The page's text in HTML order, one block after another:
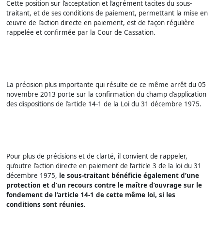
Cette position sur l’acceptation et l’agrément tacites du sous-
traitant, et de ses conditions de paiement, permettant la mise en
œuvre de l’action directe en paiement, est de façon régulière
rappelée et confirmée par la Cour de Cassation.
La précision plus importante qui résulte de ce même arrêt du 05
novembre 2013 porte sur la confirmation du champ d’application
des dispositions de l’article 14-1 de la Loi du 31 décembre 1975.
Pour plus de précisions et de clarté, il convient de rappeler,
qu’outre l’action directe en paiement de l’article 3 de la loi du 31
décembre 1975, le sous-traitant bénéficie également d’une
protection et d’un recours contre le maître d’ouvrage sur le
fondement de l’article 14-1 de cette même loi, si les
conditions sont réunies.